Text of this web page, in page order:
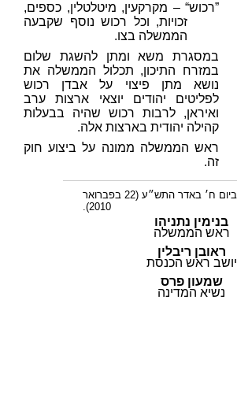
”רכוש“ – מקרקעין, מיטלטלין, כספים,
זכויות, וכל רכוש נוסף שקבעה
הממשלה בצו.
במסגרת משא ומתן להשגת שלום
במזרח התיכון, תכלול הממשלה את
נושא מתן פיצוי על אבדן רכוש
לפליטים יהודים יוצאי ארצות ערב
ואיראן, לרבות רכוש שהיה בבעלות
קהילה יהודית בארצות אלה.
ראש הממשלה ממונה על ביצוע חוק
זה.
התקבל בכנסת ביום ח׳ באדר התש״ע (22 בפברואר
2010).
בנימין נתניהו
ראש הממשלה
שמעון פרס
נשיא המדינה
ראובן ריבלין
יושב ראש הכנסת